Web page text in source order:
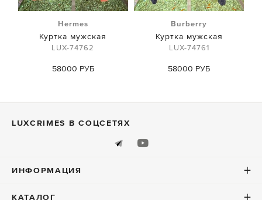
Hermes
Куртка мужская
LUX-74762
58000 РУБ
Burberry
Куртка мужская
LUX-74761
58000 РУБ
LUXСRIMES В СОЦСЕТЯХ
ИНФОРМАЦИЯ
КАТАЛОГ